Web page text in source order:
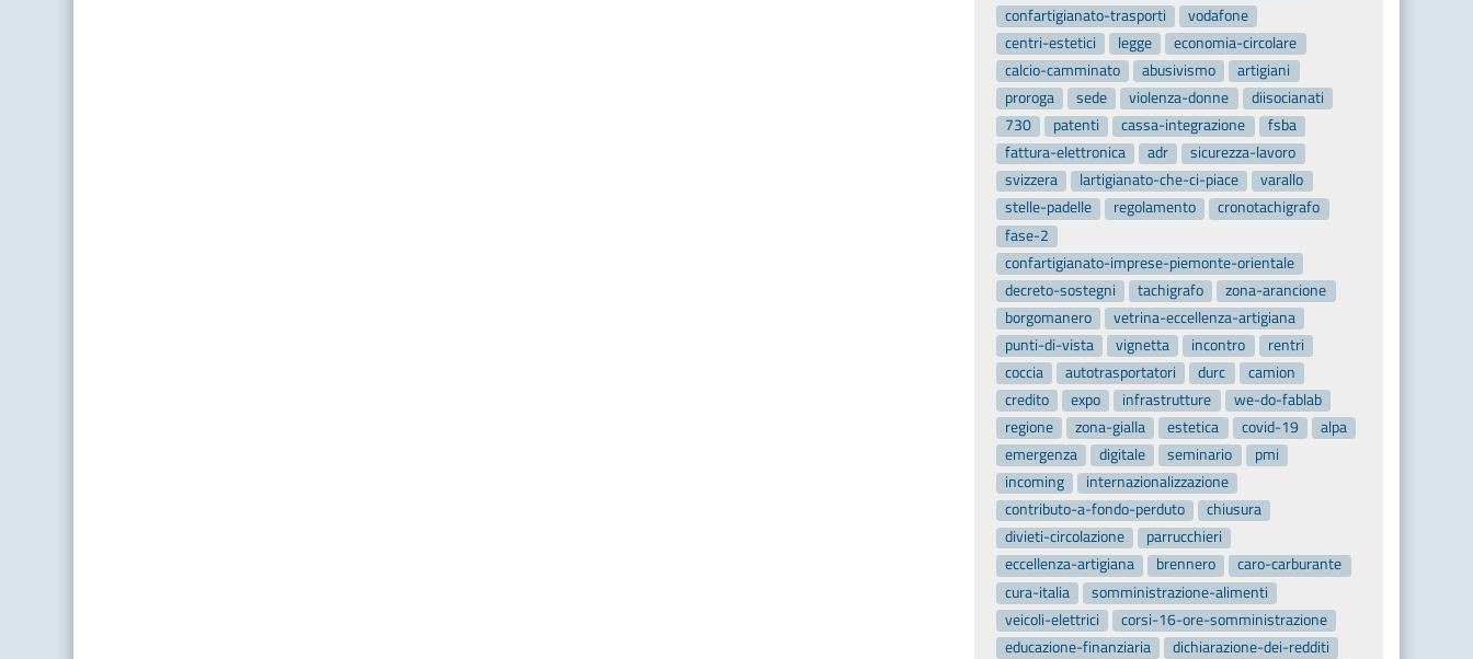
confartigianato-trasporti
vodafone
centri-estetici
legge
economia-circolare
calcio-camminato
abusivismo
artigiani
proroga
sede violenza-donne
diisocianati
730
patenti cassa-integrazione
fsba
fattura-elettronica
adr
sicurezza-lavoro
svizzera
lartigianato-che-ci-piace
varallo
stelle-padelle
regolamento
cronotachigrafo
fase-2
confartigianato-imprese-piemonte-orientale
decreto-sostegni
tachigrafo
zona-arancione
borgomanero
vetrina-eccellenza-artigiana
punti-di-vista
vignetta incontro
rentri
coccia
autotrasportatori durc
camion
credito
expo infrastrutture
we-do-fablab
regione
zona-gialla estetica covid-19
alpa
emergenza
digitale seminario
pmi
incoming
internazionalizzazione
contributo-a-fondo-perduto
chiusura
divieti-circolazione
parrucchieri
eccellenza-artigiana
brennero
caro-carburante
cura-italia
somministrazione-alimenti
veicoli-elettrici
corsi-16-ore-somministrazione
educazione-finanziaria
dichiarazione-dei-redditi